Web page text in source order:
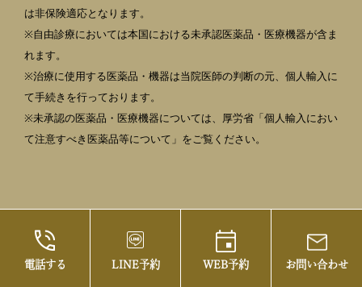
電話する LINE予約 WEB予約 お問い合わせ
は非保険適応となります。
※自由診療においては本国における未承認医薬品・医療機器が含ま
れます。
※治療に使用する医薬品・機器は当院医師の判断の元、個人輸入に
て手続きを行っております。
※未承認の医薬品・医療機器については、厚労省「個人輸入におい
て注意すべき医薬品等について」をご覧ください。